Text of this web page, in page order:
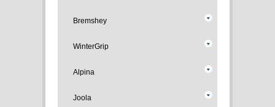
Bremshey
WinterGrip
Alpina
Joola